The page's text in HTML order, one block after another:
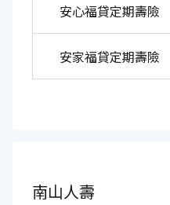
安心福貸定期壽險
安家福貸定期壽險
南山人壽